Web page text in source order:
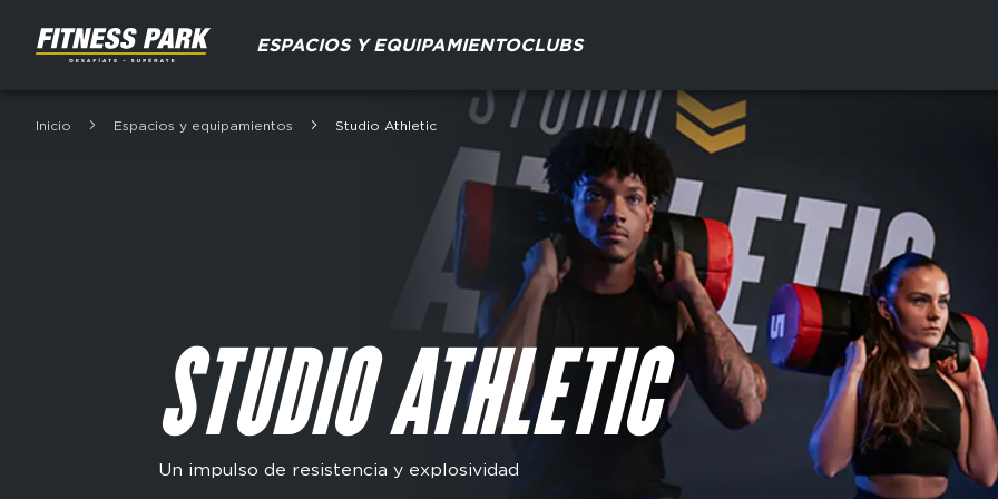
menu
ESPACIOS Y EQUIPAMIENTOCLUBS
Breadcrumb
Inicio Espacios y equipamientos Studio Athletic
STUDIO ATHLETIC
Un impulso de resistencia y explosividad